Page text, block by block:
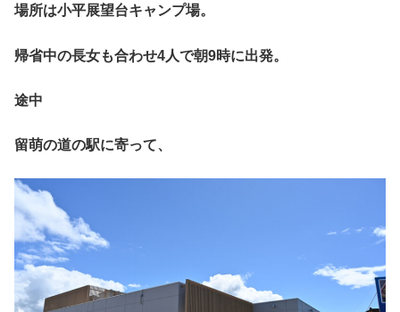
場所は小平展望台キャンプ場。
帰省中の長女も合わせ4人で朝9時に出発。
途中
留萌の道の駅に寄って、